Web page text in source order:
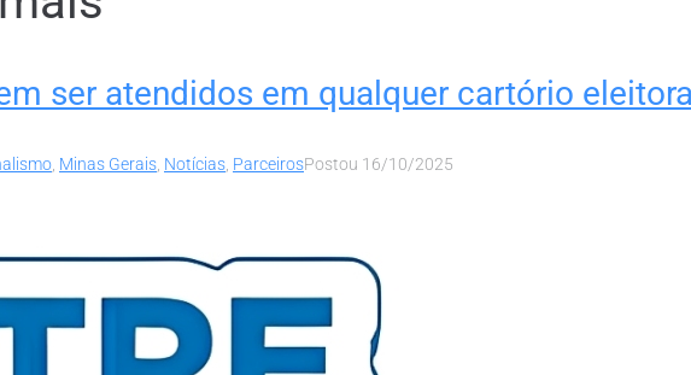
ser atendidos em qualquer cartório
Minas Gerais Notícias ParceirosPostou 16/10/2025